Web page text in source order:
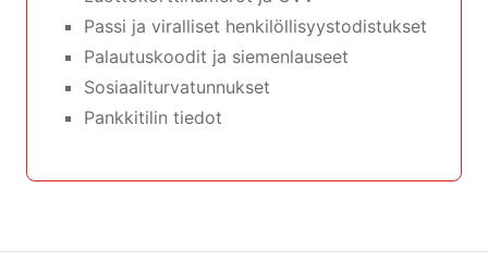
Passi ja viralliset henkilöllisyystodistukset
Palautuskoodit ja siemenlauseet
Sosiaaliturvatunnukset
Pankkitilin tiedot